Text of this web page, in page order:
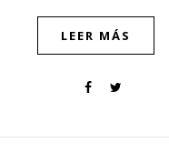
LEER MÁS